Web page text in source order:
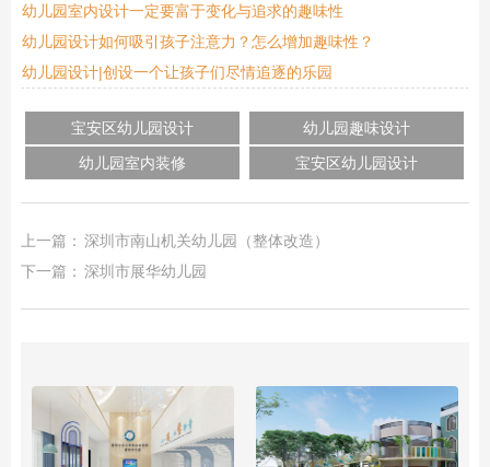
幼儿园室内设计一定要富于变化与追求的趣味性
幼儿园设计如何吸引孩子注意力？怎么增加趣味性？
幼儿园设计|创设一个让孩子们尽情追逐的乐园
宝安区幼儿园设计
幼儿园趣味设计
幼儿园室内装修
宝安区幼儿园设计
上一篇： 深圳市南山机关幼儿园（整体改造）
下一篇： 深圳市展华幼儿园